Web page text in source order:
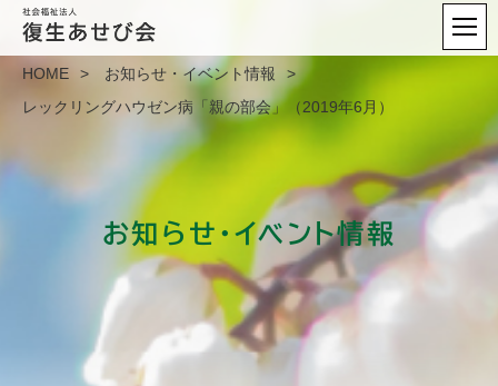
HOME
お知らせ・イベント情報
レックリングハウゼン病「親の部会」（2019年6月）
お知らせ・イベント情報